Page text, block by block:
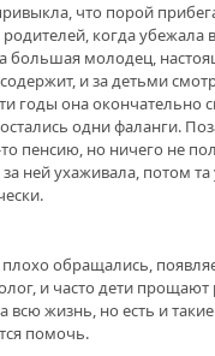
что порой
когда
большая молодец,
и за детьми
годы она окончательно
одни фаланги.
пенсию, но ничего не
ней ухаживала, потом
обращались,
и часто дети
всю жизнь, но есть и
помочь.